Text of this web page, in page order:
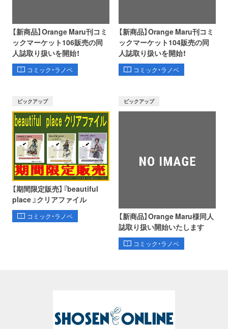
【新商品】Orange Maru刊コミ
ックマーケット106販売の同
人誌取り扱いを開始！
コミック・ラノベ
【新商品】Orange Maru刊コミ
ックマーケット104販売の同
人誌取り扱いを開始！
コミック・ラノベ
ピックアップ
【期間限定販売】『beautiful
place 』クリアファイル
コミック・ラノベ
ピックアップ
【新商品】Orange Maru様同人
誌取り扱い開始いたします
コミック・ラノベ